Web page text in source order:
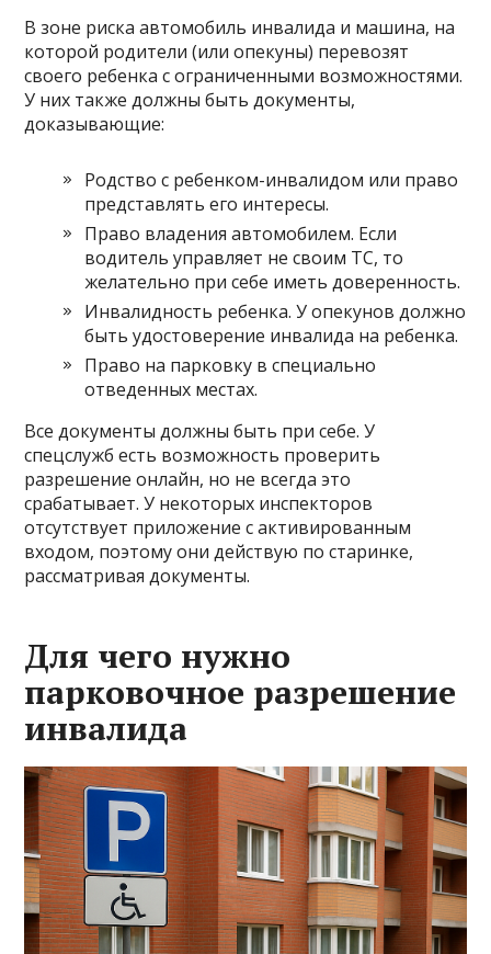
В зоне риска автомобиль инвалида и машина, на
которой родители (или опекуны) перевозят
своего ребенка с ограниченными возможностями.
У них также должны быть документы,
доказывающие:
Родство с ребенком-инвалидом или право
представлять его интересы.
Право владения автомобилем. Если
водитель управляет не своим ТС, то
желательно при себе иметь доверенность.
Инвалидность ребенка. У опекунов должно
быть удостоверение инвалида на ребенка.
Право на парковку в специально
отведенных местах.
Все документы должны быть при себе. У
спецслужб есть возможность проверить
разрешение онлайн, но не всегда это
срабатывает. У некоторых инспекторов
отсутствует приложение с активированным
входом, поэтому они действую по старинке,
рассматривая документы.
Для чего нужно
парковочное разрешение
инвалида